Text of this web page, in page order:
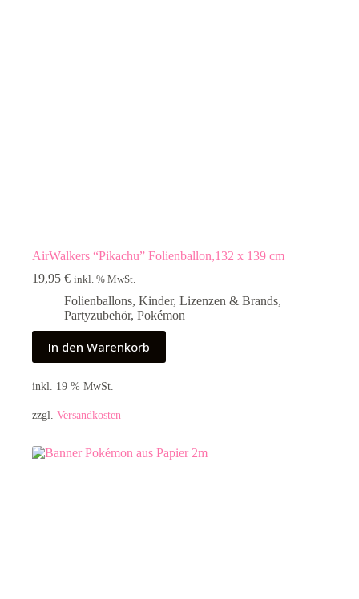
AirWalkers “Pikachu” Folienballon,132 x 139 cm
19,95 € inkl. % MwSt.
Folienballons, Kinder, Lizenzen & Brands,
Partyzubehör, Pokémon
In den Warenkorb
inkl. 19 % MwSt.
zzgl. Versandkosten